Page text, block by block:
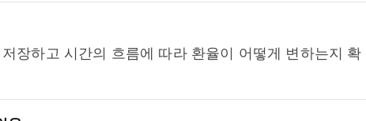
장하고 시간의 흐름에 따라 환율이 어떻게 변하는지 확